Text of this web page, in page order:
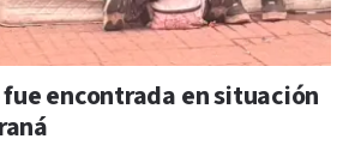
encontrada en situación